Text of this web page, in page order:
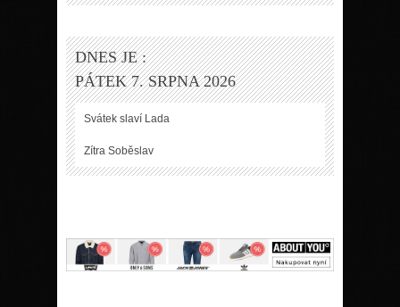
DNES JE :
PÁTEK 7. SRPNA 2026
Svátek slaví Lada
Zítra Soběslav